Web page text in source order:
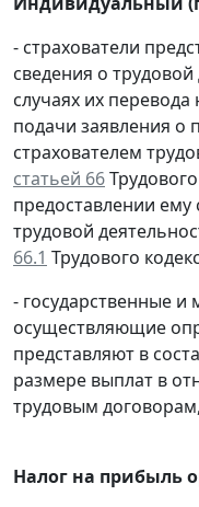
- страхователи
сведения о
случаях их
подачи заявления о
страхователем
статьей 66
предоставлении ему
трудовой
66.1 Трудового
- государственные
осуществляющие
представляют в
размере выплат в
трудовым
Налог на прибыль